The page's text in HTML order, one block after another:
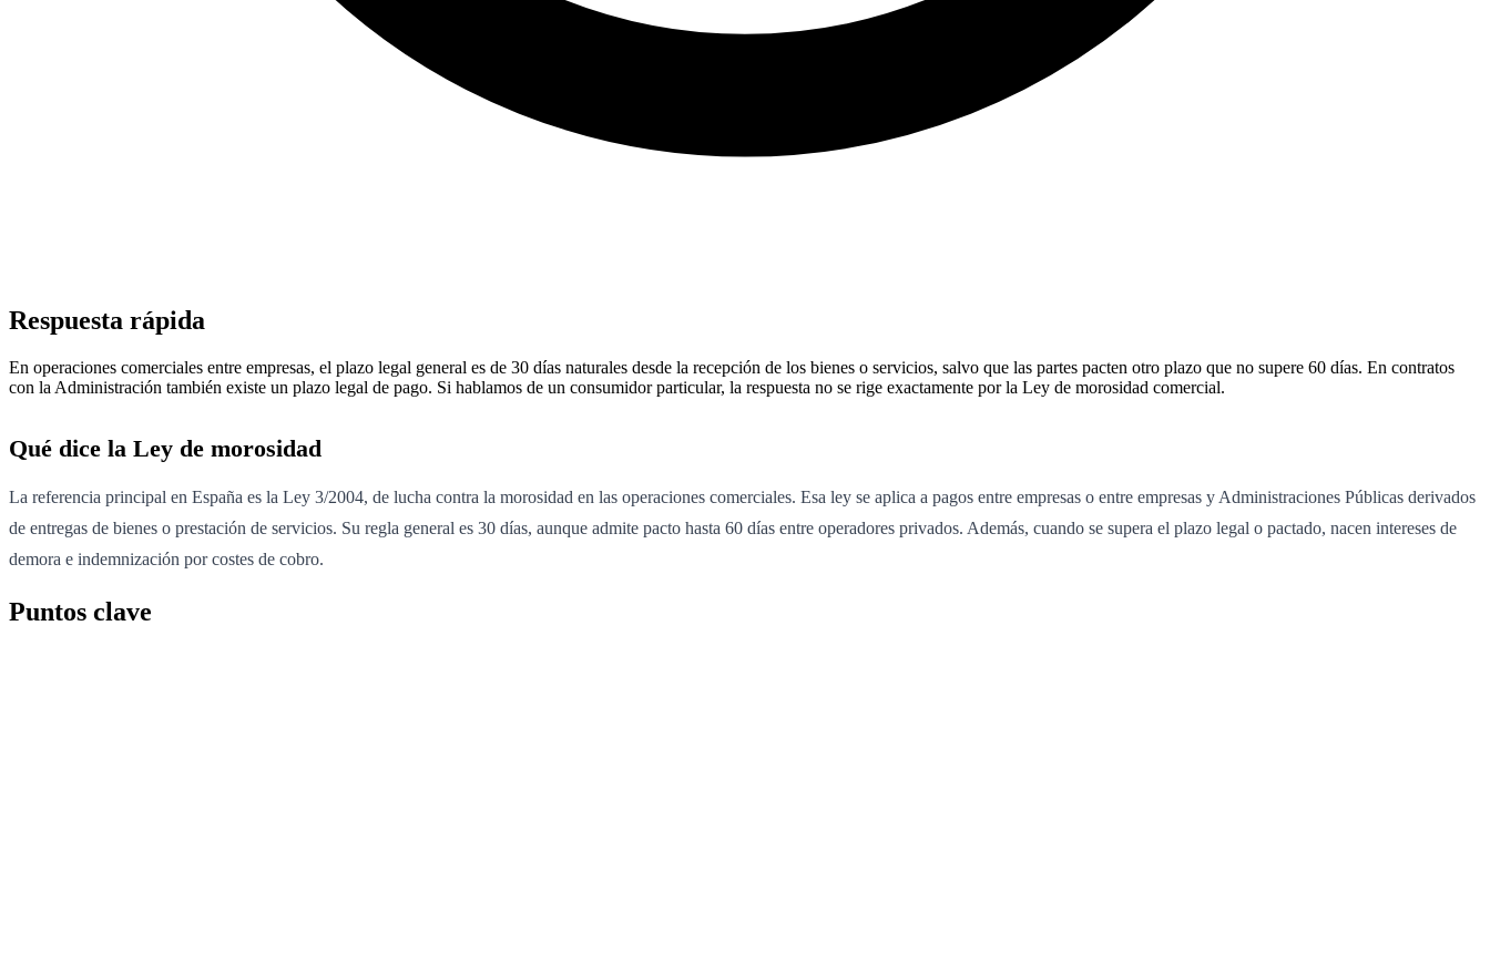
Respuesta rápida
En operaciones comerciales entre empresas, el plazo legal general es de 30 días naturales desde la recepción de los bienes o servicios, salvo que las partes pacten otro plazo que no supere 60 días. En contratos
con la Administración también existe un plazo legal de pago. Si hablamos de un consumidor particular, la respuesta no se rige exactamente por la Ley de morosidad comercial.
Qué dice la Ley de morosidad
La referencia principal en España es la Ley 3/2004, de lucha contra la morosidad en las operaciones comerciales. Esa ley se aplica a pagos entre empresas o entre empresas y Administraciones Públicas derivados
de entregas de bienes o prestación de servicios. Su regla general es 30 días, aunque admite pacto hasta 60 días entre operadores privados. Además, cuando se supera el plazo legal o pactado, nacen intereses de
demora e indemnización por costes de cobro.
Puntos clave